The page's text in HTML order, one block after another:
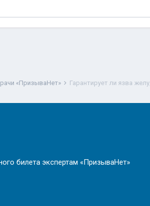
«ПризываНет» Гарантирует ли язва
билета экспертам «ПризываНет»